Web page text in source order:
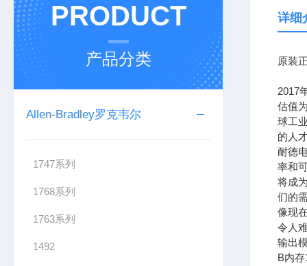
PRODUCT
产品分类
Allen-Bradley罗克韦尔
1747系列
1768系列
1763系列
1492
详细
原装
2017
估值
球工
的人
耐德
率和
将成
们的
像现
令人
输出
B内